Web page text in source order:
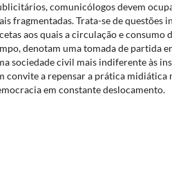
comunicólogos devem
fragmentadas. Trata-se de
aos quais a circulação e consumo
denotam uma tomada de partida
sociedade civil mais indiferente às
convite a repensar a prática midiática
em constante deslocamento.